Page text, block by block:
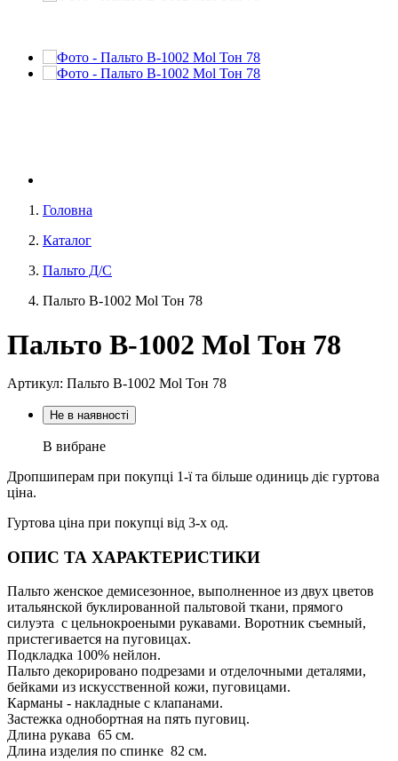
Головна
Каталог
Пальто Д/С
Пальто В-1002 Mol Тон 78
Пальто В-1002 Mol Тон 78
Артикул: Пальто В-1002 Mol Тон 78
Не в наявності
В вибране
Дропшиперам при покупці 1-ї та більше одиниць діє гуртова
ціна.
Гуртова ціна при покупці від 3-х од.
ОПИС ТА ХАРАКТЕРИСТИКИ
Пальто женское демисезонное, выполненное из двух цветов
итальянской буклированной пальтовой ткани, прямого
силуэта с цельнокроеными рукавами. Воротник съемный,
пристегивается на пуговицах.
Подкладка 100% нейлон.
Пальто декорировано подрезами и отделочными деталями,
бейками из искусственной кожи, пуговицами.
Карманы - накладные с клапанами.
Застежка однобортная на пять пуговиц.
Длина рукава 65 см.
Длина изделия по спинке 82 см.